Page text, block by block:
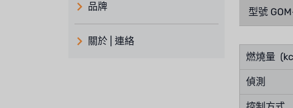
品牌
義大利 ATLAS
關於 | 連絡
型號
燃燒量
偵測